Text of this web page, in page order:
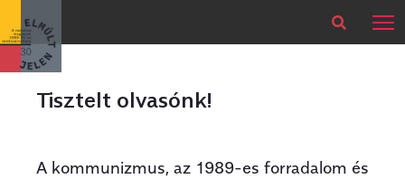
×
Tisztelt olvasónk!
A kommunizmus, az 1989-es forradalom és